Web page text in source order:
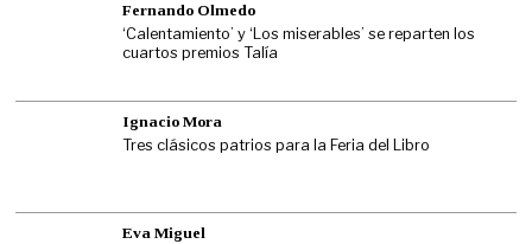
Fernando Olmedo
‘Calentamiento’ y ‘Los miserables’ se reparten los
cuartos premios Talía
Ignacio Mora
Tres clásicos patrios para la Feria del Libro
Eva Miguel